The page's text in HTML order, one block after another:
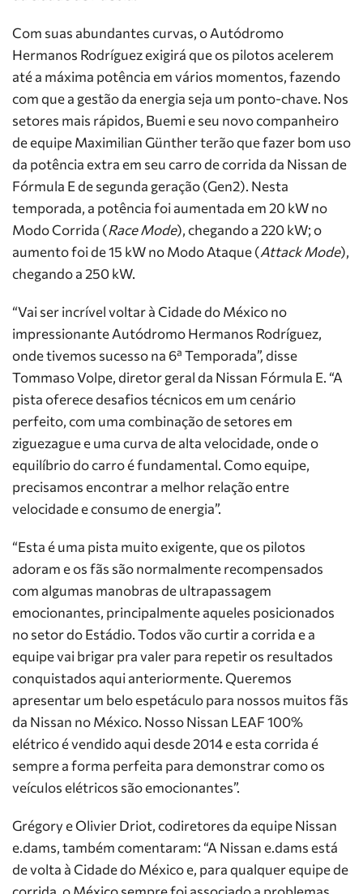
Com suas abundantes curvas, o Autódromo
Hermanos Rodríguez exigirá que os pilotos acelerem
até a máxima potência em vários momentos, fazendo
com que a gestão da energia seja um ponto-chave. Nos
setores mais rápidos, Buemi e seu novo companheiro
de equipe Maximilian Günther terão que fazer bom uso
da potência extra em seu carro de corrida da Nissan de
Fórmula E de segunda geração (Gen2). Nesta
temporada, a potência foi aumentada em 20 kW no
Modo Corrida (Race Mode), chegando a 220 kW; o
aumento foi de 15 kW no Modo Ataque (Attack Mode),
chegando a 250 kW.
“Vai ser incrível voltar à Cidade do México no
impressionante Autódromo Hermanos Rodríguez,
onde tivemos sucesso na 6ª Temporada”, disse
Tommaso Volpe, diretor geral da Nissan Fórmula E. “A
pista oferece desafios técnicos em um cenário
perfeito, com uma combinação de setores em
ziguezague e uma curva de alta velocidade, onde o
equilíbrio do carro é fundamental. Como equipe,
precisamos encontrar a melhor relação entre
velocidade e consumo de energia”.
“Esta é uma pista muito exigente, que os pilotos
adoram e os fãs são normalmente recompensados
com algumas manobras de ultrapassagem
emocionantes, principalmente aqueles posicionados
no setor do Estádio. Todos vão curtir a corrida e a
equipe vai brigar pra valer para repetir os resultados
conquistados aqui anteriormente. Queremos
apresentar um belo espetáculo para nossos muitos fãs
da Nissan no México. Nosso Nissan LEAF 100%
elétrico é vendido aqui desde 2014 e esta corrida é
sempre a forma perfeita para demonstrar como os
veículos elétricos são emocionantes”.
Grégory e Olivier Driot, codiretores da equipe Nissan
e.dams, também comentaram: “A Nissan e.dams está
de volta à Cidade do México e, para qualquer equipe de